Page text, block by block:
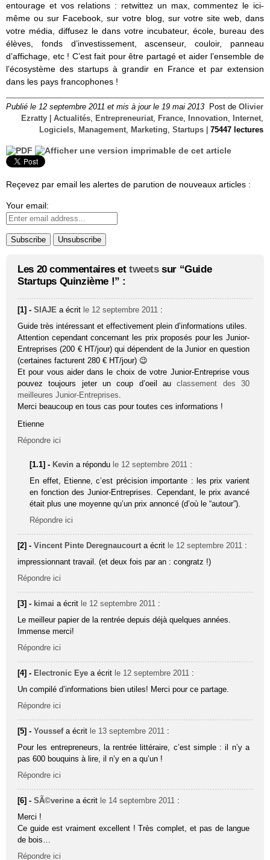
entourage et vos relations : retwittez un max, commentez le ici-
même ou sur Facebook, sur votre blog, sur votre site web, dans
votre média, diffusez le dans votre incubateur, école, bureau des
élèves, fonds d’investissement, ascenseur, couloir, panneau
d’affichage, etc ! C’est fait pour être partagé et aider l’ensemble de
l’écosystème des startups à grandir en France et par extension
dans les pays francophones !
Publié le 12 septembre 2011 et mis à jour le 19 mai 2013 Post de Olivier
Ezratty
Actualités, Entrepreneuriat, France, Innovation, Internet,
Logiciels, Management, Marketing, Startups 75447 lectures
Reçevez par email les alertes de parution de nouveaux articles :
Your email:
Les 20 commentaires et tweetssur “Guide
Startups Quinzième !” :
[1] -SIAJE a écrit le 12 septembre 2011 :
Guide très intéressant et effectivement plein d’informations utiles.
Attention cependant concernant les prix proposés pour les Junior-
Entreprises (200 € HT/jour) qui dépendent de la Junior en question
(certaines facturent 280 € HT/jour) 😉
Et pour vous aider dans le choix de votre Junior-Entreprise vous
pouvez toujours jeter un coup d’oeil auclassement des 30
meilleures Junior-Entreprises
Merci beaucoup en tous cas pour toutes ces informations !
Etienne
Répondre ici
[1.1] - Kevin a répondu le 12 septembre 2011 :
En effet, Etienne, c’est précision importante : les prix varient
en fonction des Junior-Entreprises. Cependant, le prix avancé
était plus une moyenne qu’un prix annoncé (d’où le “autour”).
Répondre ici
[2] -Vincent Pinte Deregnaucourt a écrit le 12 septembre 2011 :
impressionnant travail. (et deux fois par an : congratz !)
Répondre ici
[3] - kimai a écrit le 12 septembre 2011 :
Le meilleur papier de la rentrée depuis déjà quelques années.
Immense merci!
Répondre ici
[4] - Electronic Eye a écrit le 12 septembre 2011 :
Un compilé d’informations bien utiles! Merci pour ce partage.
Répondre ici
[5] -Youssef a écrit le 13 septembre 2011 :
Pour les entrepreneurs, la rentrée littéraire, c’est simple : il n’y a
pas 600 bouquins à lire, il n’y en a qu’un !
Répondre ici
[6] -SÃ©verine a écrit le 14 septembre 2011 :
Merci !
Ce guide est vraiment excellent ! Très complet, et pas de langue
de bois…
Répondre ici